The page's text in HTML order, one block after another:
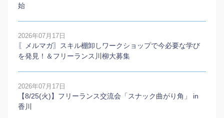
始
2026年07月17日
〖メルマガ〗スキル棚卸しワークショップで今必要な学び
を発見！＆フリーランス川柳大募集
2026年07月17日
【8/25(火)】フリーランス交流会「スナック曲がり角」 in
香川